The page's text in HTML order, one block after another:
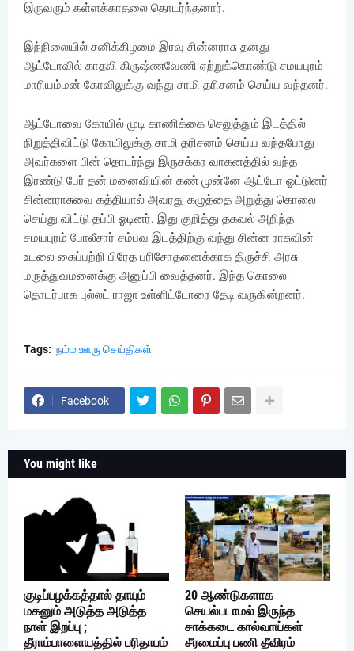
இருவரும் கள்ளக்காதலை தொடர்ந்தனார்.
இந்நிலையில் சனிக்கிழமை இரவு சின்னராசு தனது
ஆட்டோவில் காதலி கிருஷ்ணவேணி ஏற்றுக்கொண்டு சமயபுரம்
மாரியம்மன் கோவிலுக்கு வந்து சாமி தரிசனம் செய்ய வந்தனர்.
ஆட்டோவை கோயில் முடி காணிக்கை செலுத்தும் இடத்தில்
நிறுத்திவிட்டு கோயிலுக்கு சாமி தரிசனம் செய்ய வந்தபோது
அவர்களை பின் தொடர்ந்து இருசக்கர வாகனத்தில் வந்த
இரண்டு பேர் தன் மனைவியின் கண் முன்னே ஆட்டோ ஓட்டுனர்
சின்னராசுவை கத்தியால் அவரது கழுத்தை அறுத்து கொலை
செய்து விட்டு தப்பி ஓடினர். இது குறித்து தகவல் அறிந்த
சமயபுரம் போலீசார் சம்பவ இடத்திற்கு வந்து சின்ன ராசுவின்
உடலை கைப்பற்றி பிரேத பரிசோதனைக்காக திருச்சி அரசு
மருத்துவமனைக்கு அனுப்பி வைத்தனர். இந்த கொலை
தொடர்பாக புல்லட் ராஜா உள்ளிட்டோரை தேடி வருகின்றனர்.
Tags: நம்ம ஊரு செய்திகள்
Facebook
You might like
குடிப்பழக்கத்தால் தாயும்
மகனும் அடுத்த அடுத்த
நாள் இறப்பு ;
தீராம்பாளையத்தில் பரிதாபம்
20 ஆண்டுகளாக
செயல்படாமல் இருந்த
சாக்கடை கால்வாய்கள்
சீரமைப்பு பணி தீவிரம்